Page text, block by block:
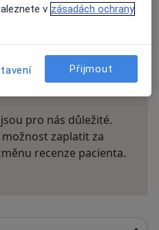
názor
pro nás důležité.
zaplatit za
recenze pacienta.
v zásadách ochrany
Přijmout